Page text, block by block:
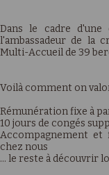
Dans le cadre d'une
l'ambassadeur de la
Multi-Accueil de 39
Voilà comment on
Rémunération fixe à
10 jours de congés
Accompagnement
chez nous
… le reste à découvrir